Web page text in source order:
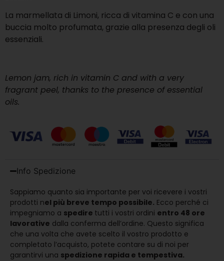
La marmellata di Limoni, ricca di vitamina C e con una
buccia molto profumata, grazie alla presenza degli oli
essenziali.
Lemon jam, rich in vitamin C and with a very
fragrant peel, thanks to the presence of essential
oils.
Info Spedizione
Sappiamo quanto sia importante per voi ricevere i vostri
prodotti nel più breve tempo possibile. Ecco perché ci
impegniamo a spedire tutti i vostri ordini entro 48 ore
lavorative dalla conferma dell’ordine. Questo significa
che una volta che avete scelto il vostro prodotto e
completato l’acquisto, potete contare su di noi per
garantirvi una spedizione rapida e tempestiva.